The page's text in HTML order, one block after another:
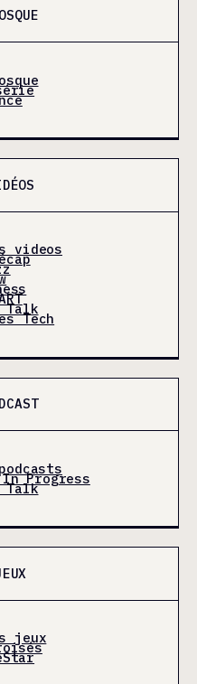
videos
Talk
Tech
Progress
Talk
jeux